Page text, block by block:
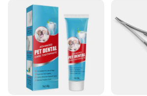
plaque removal
Usage and Purpose: Promotes oral
fresh breath
Typical Adaptive Scenario: Suitable
sizes and breeds
Shape or Size or Weight or
sets for sale
Features:
**Enhanced Oral Health for Your